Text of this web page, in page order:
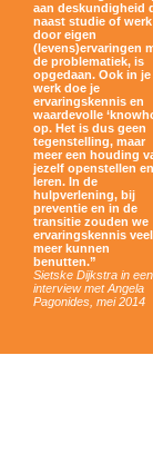
aan deskundigheid
naast studie of werk
door eigen
(levens)ervaringen
de problematiek, is
opgedaan. Ook in je
werk doe je
ervaringskennis en
waardevolle
op. Het is dus geen
tegenstelling, maar
meer een houding
jezelf openstellen en
leren. In de
hulpverlening, bij
preventie en in de
transitie zouden we
ervaringskennis veel
meer kunnen
benutten.”
Sietske Dijkstra in een
interview met Angela
Pagonides, mei 2014